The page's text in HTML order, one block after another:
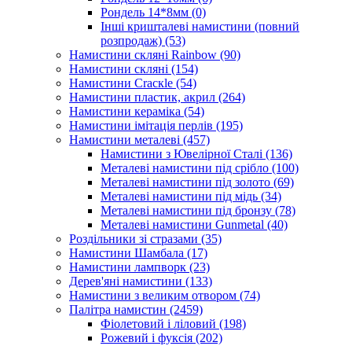
Рондель 14*8мм (0)
Інші кришталеві намистини (повний
розпродаж) (53)
Намистини скляні Rainbow (90)
Намистини скляні (154)
Намистини Cracкle (54)
Намистини пластик, акрил (264)
Намистини кераміка (54)
Намистини імітація перлів (195)
Намистини металеві (457)
Намистини з Ювелірної Сталі (136)
Металеві намистини під срібло (100)
Металеві намистини під золото (69)
Металеві намистини під мідь (34)
Металеві намистини під бронзу (78)
Металеві намистини Gunmetal (40)
Роздільники зі стразами (35)
Намистини Шамбала (17)
Намистини лампворк (23)
Дерев'яні намистини (133)
Намистини з великим отвором (74)
Палітра намистин (2459)
Фіолетовий і ліловий (198)
Рожевий і фуксія (202)